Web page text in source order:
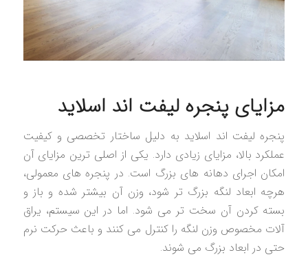
مزایای پنجره لیفت اند اسلاید
پنجره لیفت اند اسلاید به دلیل ساختار تخصصی و کیفیت
عملکرد بالا، مزایای زیادی دارد. یکی از اصلی ترین مزایای آن
امکان اجرای دهانه های بزرگ است. در پنجره های معمولی،
هرچه ابعاد لنگه بزرگ تر شود، وزن آن بیشتر شده و باز و
بسته کردن آن سخت تر می شود. اما در این سیستم، یراق
آلات مخصوص وزن لنگه را کنترل می کنند و باعث حرکت نرم
حتی در ابعاد بزرگ می شوند.